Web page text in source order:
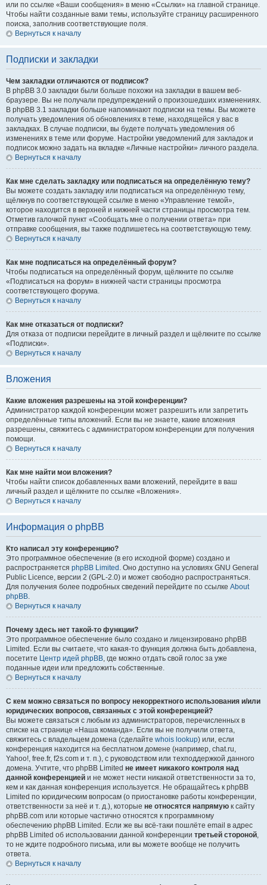
или по ссылке «Ваши сообщения» в меню «Ссылки» на главной странице.
Чтобы найти созданные вами темы, используйте страницу расширенного
поиска, заполнив соответствующие поля.
Вернуться к началу
Подписки и закладки
Чем закладки отличаются от подписок?
В phpBB 3.0 закладки были больше похожи на закладки в вашем веб-
браузере. Вы не получали предупреждений о произошедших изменениях.
В phpBB 3.1 закладки больше напоминают подписки на темы. Вы можете
получать уведомления об обновлениях в теме, находящейся у вас в
закладках. В случае подписки, вы будете получать уведомления об
изменениях в теме или форуме. Настройки уведомлений для закладок и
подписок можно задать на вкладке «Личные настройки» личного раздела.
Вернуться к началу
Как мне сделать закладку или подписаться на определённую тему?
Вы можете создать закладку или подписаться на определённую тему,
щёлкнув по соответствующей ссылке в меню «Управление темой»,
которое находится в верхней и нижней части страницы просмотра тем.
Отметив галочкой пункт «Сообщать мне о получении ответа» при
отправке сообщения, вы также подпишетесь на соответствующую тему.
Вернуться к началу
Как мне подписаться на определённый форум?
Чтобы подписаться на определённый форум, щёлкните по ссылке
«Подписаться на форум» в нижней части страницы просмотра
соответствующего форума.
Вернуться к началу
Как мне отказаться от подписки?
Для отказа от подписки перейдите в личный раздел и щёлкните по ссылке
«Подписки».
Вернуться к началу
Вложения
Какие вложения разрешены на этой конференции?
Администратор каждой конференции может разрешить или запретить
определённые типы вложений. Если вы не знаете, какие вложения
разрешены, свяжитесь с администратором конференции для получения
помощи.
Вернуться к началу
Как мне найти мои вложения?
Чтобы найти список добавленных вами вложений, перейдите в ваш
личный раздел и щёлкните по ссылке «Вложения».
Вернуться к началу
Информация о phpBB
Кто написал эту конференцию?
Это программное обеспечение (в его исходной форме) создано и
распространяется phpBB Limited . Оно доступно на условиях GNU General
Public Licence, версии 2 (GPL-2.0) и может свободно распространяться.
Для получения более подробных сведений перейдите по ссылке About
phpBB.
Вернуться к началу
Почему здесь нет такой-то функции?
Это программное обеспечение было создано и лицензировано phpBB
Limited. Если вы считаете, что какая-то функция должна быть добавлена,
посетите Центр идей phpBB, где можно отдать свой голос за уже
поданные идеи или предложить собственные.
Вернуться к началу
С кем можно связаться по вопросу некорректного использования и/или
юридических вопросов, связанных с этой конференцией?
Вы можете связаться с любым из администраторов, перечисленных в
списке на странице «Наша команда». Если вы не получили ответа,
свяжитесь с владельцем домена (сделайте whois lookup) или, если
конференция находится на бесплатном домене (например, chat.ru,
Yahoo!, free.fr, f2s.com и т. п.), с руководством или техподдержкой данного
домена. Учтите, что phpBB Limited не имеет никакого контроля над
данной конференцией и не может нести никакой ответственности за то,
кем и как данная конференция используется. Не обращайтесь к phpBB
Limited по юридическим вопросам (о приостановке работы конференции,
ответственности за неё и т. д.), которые не относятся напрямую к сайту
phpBB.com или которые частично относятся к программному
обеспечению phpBB Limited. Если же вы всё-таки пошлёте email в адрес
phpBB Limited об использовании данной конференции третьей стороной,
то не ждите подробного письма, или вы можете вообще не получить
ответа.
Вернуться к началу